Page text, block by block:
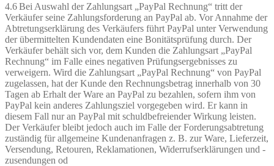
4.6 Bei Auswahl der Zahlungsart „PayPal Rechnung“ tritt der
Verkäufer seine Zahlungsforderung an PayPal ab. Vor Annahme der
Abtretungserklärung des Verkäufers führt PayPal unter Verwendung
der übermittelten Kundendaten eine Bonitätsprüfung durch. Der
Verkäufer behält sich vor, dem Kunden die Zahlungsart „PayPal
Rechnung“ im Falle eines negativen Prüfungsergebnisses zu
verweigern. Wird die Zahlungsart „PayPal Rechnung“ von PayPal
zugelassen, hat der Kunde den Rechnungsbetrag innerhalb von 30
Tagen ab Erhalt der Ware an PayPal zu bezahlen, sofern ihm von
PayPal kein anderes Zahlungsziel vorgegeben wird. Er kann in
diesem Fall nur an PayPal mit schuldbefreiender Wirkung leisten.
Der Verkäufer bleibt jedoch auch im Falle der Forderungsabtretung
zuständig für allgemeine Kundenanfragen z. B. zur Ware, Lieferzeit,
Versendung, Retouren, Reklamationen, Widerrufserklärungen und -
zusendungen od